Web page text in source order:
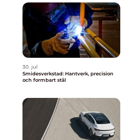
30. jul
Smidesverkstad: Hantverk, precision
och formbart stål